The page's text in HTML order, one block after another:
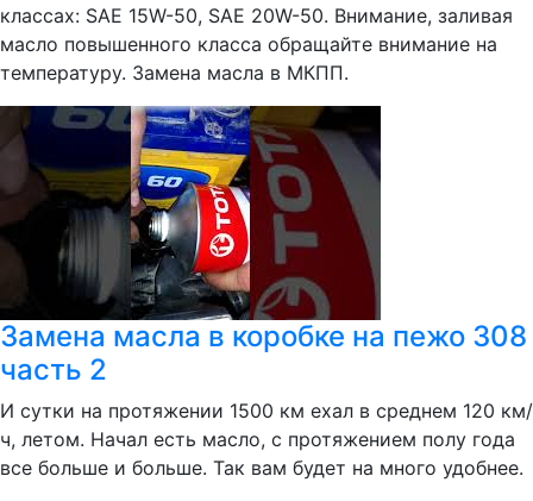
классах: SAE 15W-50, SAE 20W-50. Внимание, заливая
масло повышенного класса обращайте внимание на
температуру. Замена масла в МКПП.
Замена масла в коробке на пежо 308
часть 2
И сутки на протяжении 1500 км ехал в среднем 120 км/
ч, летом. Начал есть масло, с протяжением полу года
все больше и больше. Так вам будет на много удобнее.